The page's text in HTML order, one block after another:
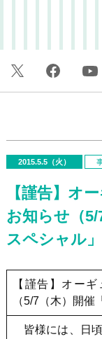
2015.5.5（火）
【謹告】オ
お知らせ（5/
スペシャル」
【謹告】オー
（5/7（木）開催
皆様には、日